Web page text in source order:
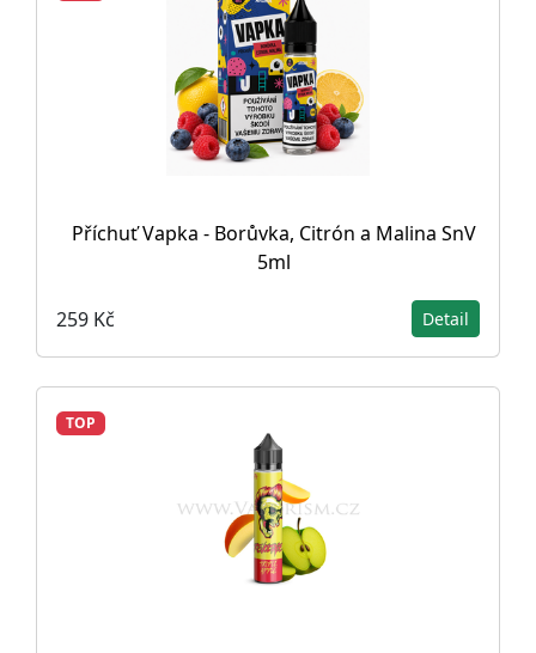
Příchuť Vapka - Borůvka, Citrón a Malina SnV
5ml
259 Kč Detail
TOP